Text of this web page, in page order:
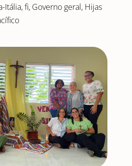
Itália,fi, Governo geral, Hijas